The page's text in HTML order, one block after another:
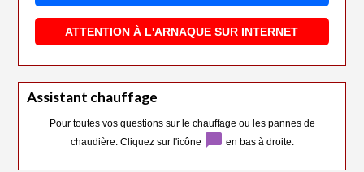
ATTENTION À L'ARNAQUE SUR INTERNET
Assistant chauffage
Pour toutes vos questions sur le chauffage ou les pannes de
chaudière. Cliquez sur l'icône
chat_bubble en bas à droite.